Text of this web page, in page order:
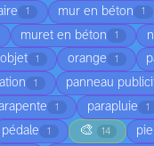
1 mur en béton 1
muret en béton 1
objet 1 orange 1
1 panneau
1 parapluie 1
pédale 1 🎨 14